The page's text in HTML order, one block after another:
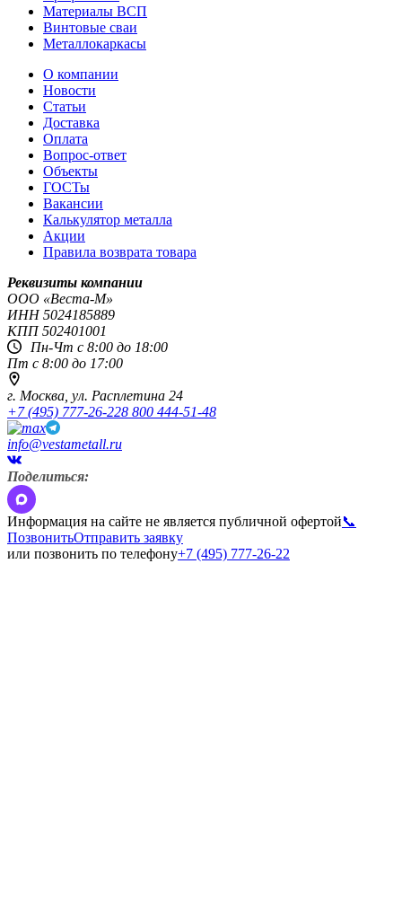
Материалы ВСП
Винтовые сваи
Металлокаркасы
О компании
Новости
Статьи
Доставка
Оплата
Вопрос-ответ
Объекты
ГОСТы
Вакансии
Калькулятор металла
Акции
Правила возврата товара
Реквизиты компании
OOO «Веста-М»
ИНН5024185889
КПП502401001
Пн-Чт с 8:00 до 18:00
Пт с 8:00 до 17:00
г. Москва, ул. Расплетина 24
+7 (495) 777-26-228 800 444-51-48
info@vestametall.ru
Поделиться:
Информация на сайте не является публичной офертой📞
ПозвонитьОтправить заявку
или позвонить по телефону+7 (495) 777-26-22